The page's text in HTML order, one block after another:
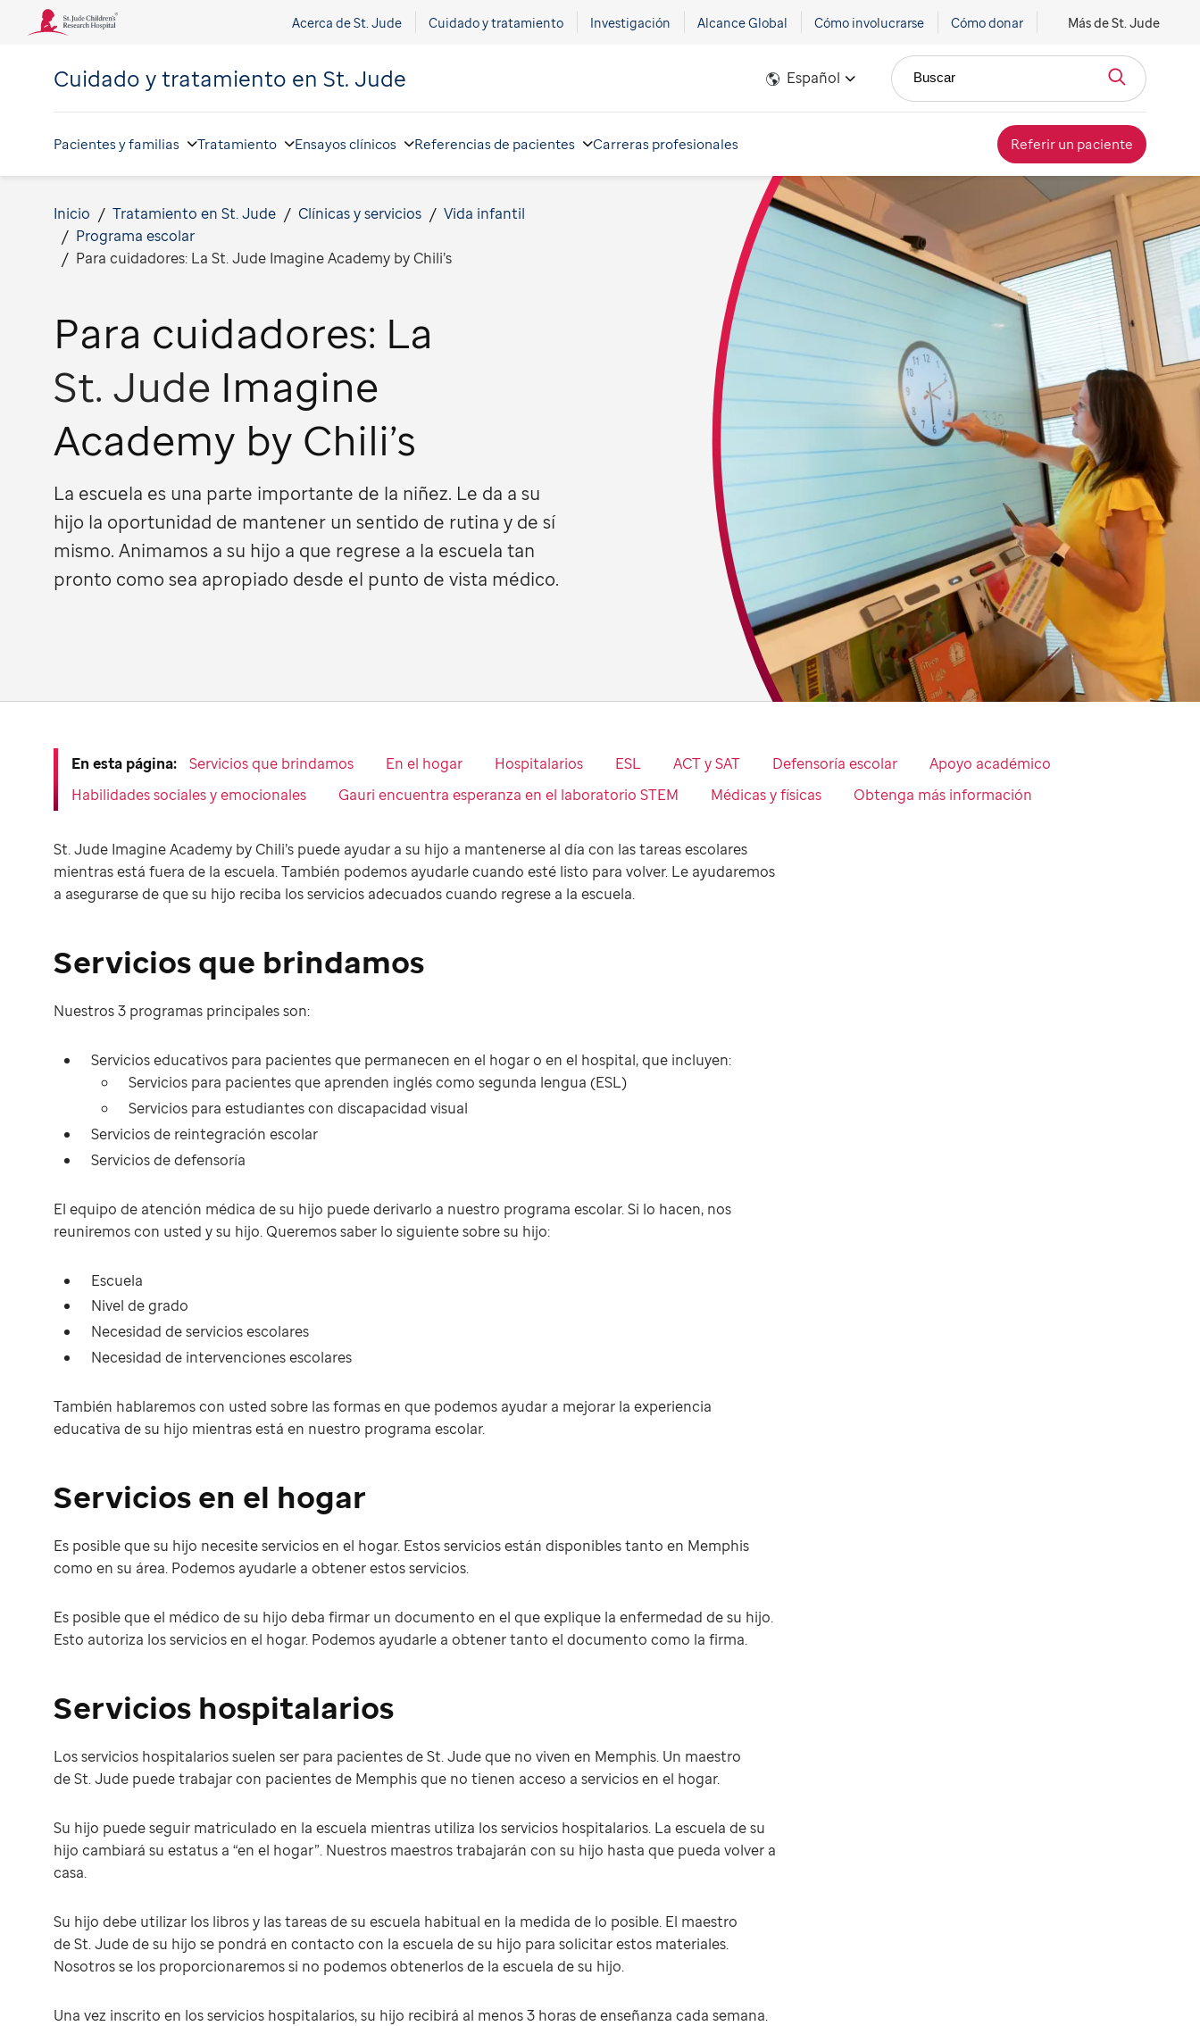
Acerca de St. Jude Cuidado y tratamiento Investigación Alcance Global Cómo involucrarse Cómo donar Más de St. Jude
Cuidado y tratamiento en St. Jude Español Buscar
Pacientes y familias Tratamiento Ensayos clínicos Referencias de pacientes Carreras profesionales Referir un paciente
Inicio Tratamiento en St. Jude Clínicas y servicios
Vida infantil
Programa escolar
Para cuidadores: La St. Jude Imagine Academy by Chili’s
Para cuidadores: La
St. Jude Imagine
Academy by Chili’s
La escuela es una parte importante de la niñez. Le da a su
hijo la oportunidad de mantener un sentido de rutina y de sí
mismo. Animamos a su hijo a que regrese a la escuela tan
pronto como sea apropiado desde el punto de vista médico.
En esta página: Servicios que brindamos En el hogar Hospitalarios ESL ACT y SAT Defensoría escolar
Apoyo académico
Habilidades sociales y emocionales
Gauri encuentra esperanza en el laboratorio STEM Médicas y físicas Obtenga más información
St. Jude Imagine Academy by Chili’s puede ayudar a su hijo a mantenerse al día con las tareas escolares
mientras está fuera de la escuela. También podemos ayudarle cuando esté listo para volver. Le ayudaremos
a asegurarse de que su hijo reciba los servicios adecuados cuando regrese a la escuela.
Servicios que brindamos
Nuestros 3 programas principales son:
Servicios educativos para pacientes que permanecen en el hogar o en el hospital, que incluyen:
Servicios para pacientes que aprenden inglés como segunda lengua (ESL)
Servicios para estudiantes con discapacidad visual
Servicios de reintegración escolar
Servicios de defensoría
El equipo de atención médica de su hijo puede derivarlo a nuestro programa escolar. Si lo hacen, nos
reuniremos con usted y su hijo. Queremos saber lo siguiente sobre su hijo:
Escuela
Nivel de grado
Necesidad de servicios escolares
Necesidad de intervenciones escolares
También hablaremos con usted sobre las formas en que podemos ayudar a mejorar la experiencia
educativa de su hijo mientras está en nuestro programa escolar.
Servicios en el hogar
Es posible que su hijo necesite servicios en el hogar. Estos servicios están disponibles tanto en Memphis
como en su área. Podemos ayudarle a obtener estos servicios.
Es posible que el médico de su hijo deba firmar un documento en el que explique la enfermedad de su hijo.
Esto autoriza los servicios en el hogar. Podemos ayudarle a obtener tanto el documento como la firma.
Servicios hospitalarios
Los servicios hospitalarios suelen ser para pacientes de St. Jude que no viven en Memphis. Un maestro
de St. Jude puede trabajar con pacientes de Memphis que no tienen acceso a servicios en el hogar.
Su hijo puede seguir matriculado en la escuela mientras utiliza los servicios hospitalarios. La escuela de su
hijo cambiará su estatus a “en el hogar”. Nuestros maestros trabajarán con su hijo hasta que pueda volver a
casa.
Su hijo debe utilizar los libros y las tareas de su escuela habitual en la medida de lo posible. El maestro
de St. Jude de su hijo se pondrá en contacto con la escuela de su hijo para solicitar estos materiales.
Nosotros se los proporcionaremos si no podemos obtenerlos de la escuela de su hijo.
Una vez inscrito en los servicios hospitalarios, su hijo recibirá al menos 3 horas de enseñanza cada semana.